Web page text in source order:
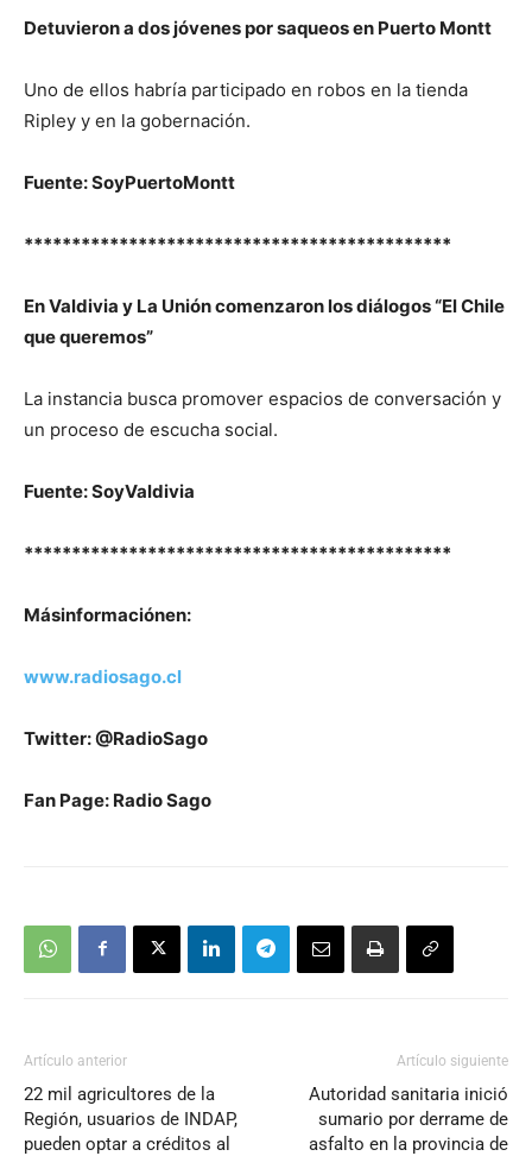
Detuvieron a dos jóvenes por saqueos en Puerto Montt
Uno de ellos habría participado en robos en la tienda
Ripley y en la gobernación.
Fuente: SoyPuertoMontt
*********************************************
En Valdivia y La Unión comenzaron los diálogos “El Chile
que queremos”
La instancia busca promover espacios de conversación y
un proceso de escucha social.
Fuente: SoyValdivia
*********************************************
Másinformaciónen:
www.radiosago.cl
Twitter: @RadioSago
Fan Page: Radio Sago
Artículo anterior
22 mil agricultores de la
Región, usuarios de INDAP,
pueden optar a créditos al
Artículo siguiente
Autoridad sanitaria inició
sumario por derrame de
asfalto en la provincia de